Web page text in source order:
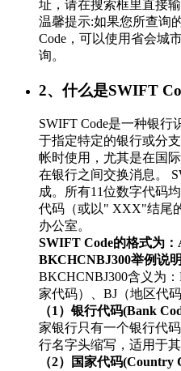
址，请在搜索框里直接输
温馨提示:如果您所查询
Code，可以使用省会城
询。
2、什么是SWIFT
SWIFT Code是一种银行
于指定特定的银行或分
帐时使用，尤其是在国
在银行之间交换消息。
成。所有11位数字代码
代码（或以" XXX"结尾
办公室。
SWIFT Code的格式为
BKCHCNBJ300举例说明
BKCHCNBJ300含义为
家代码）、BJ（地区代
（1）银行代码(Bank
家银行只有一个银行代
行名字头缩写，适用于
（2）国家代码(Country